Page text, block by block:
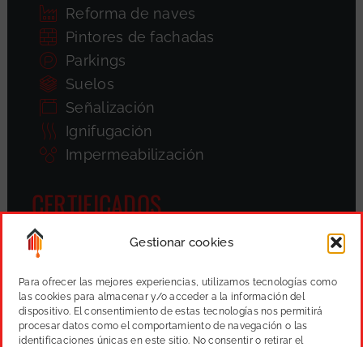
Gestionar cookies
Para ofrecer las mejores experiencias, utilizamos tecnologías como
las cookies para almacenar y/o acceder a la información del
dispositivo. El consentimiento de estas tecnologías nos permitirá
procesar datos como el comportamiento de navegación o las
identificaciones únicas en este sitio. No consentir o retirar el
Reforma de naves
Pintores de fachadas
Parkings
Suelos
Señalización
Ignifugación
Impermeabilización
CERTIFICADOS